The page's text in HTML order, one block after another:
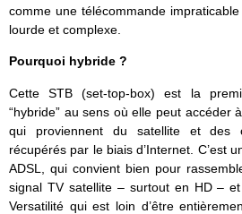
comme une télécommande
lourde et complexe.
Pourquoi hybride ?
Cette STB (set-top-box) est la
“hybride” au sens où elle peut accéder
qui proviennent du satellite et des
récupérés par le biais d’Internet. C’est
ADSL, qui convient bien pour
signal TV satellite – surtout en HD – et
Versatilité qui est loin d’être